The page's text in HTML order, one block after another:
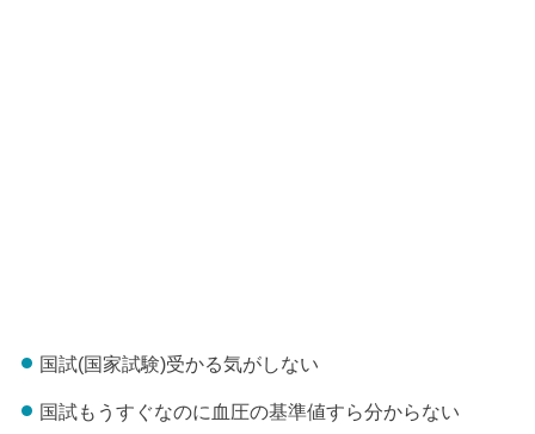
国試(国家試験)受かる気がしない
国試もうすぐなのに血圧の基準値すら分からない